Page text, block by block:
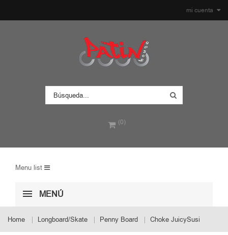
mi cuenta
(0)
Menu list
MENÚ
Home Longboard/Skate Penny Board Choke JuicySusi